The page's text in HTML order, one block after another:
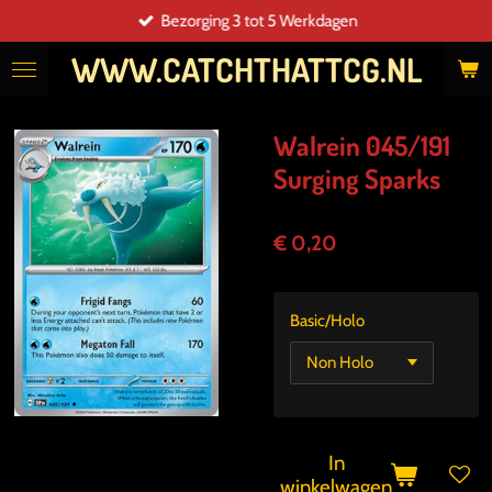
direct
naar
WWW.CATCHTHATTCG.NL
Bezorging 3 tot 5 Werkdagen
Walrein 045/191
Surging Sparks
€ 0,20
Basic/Holo
In